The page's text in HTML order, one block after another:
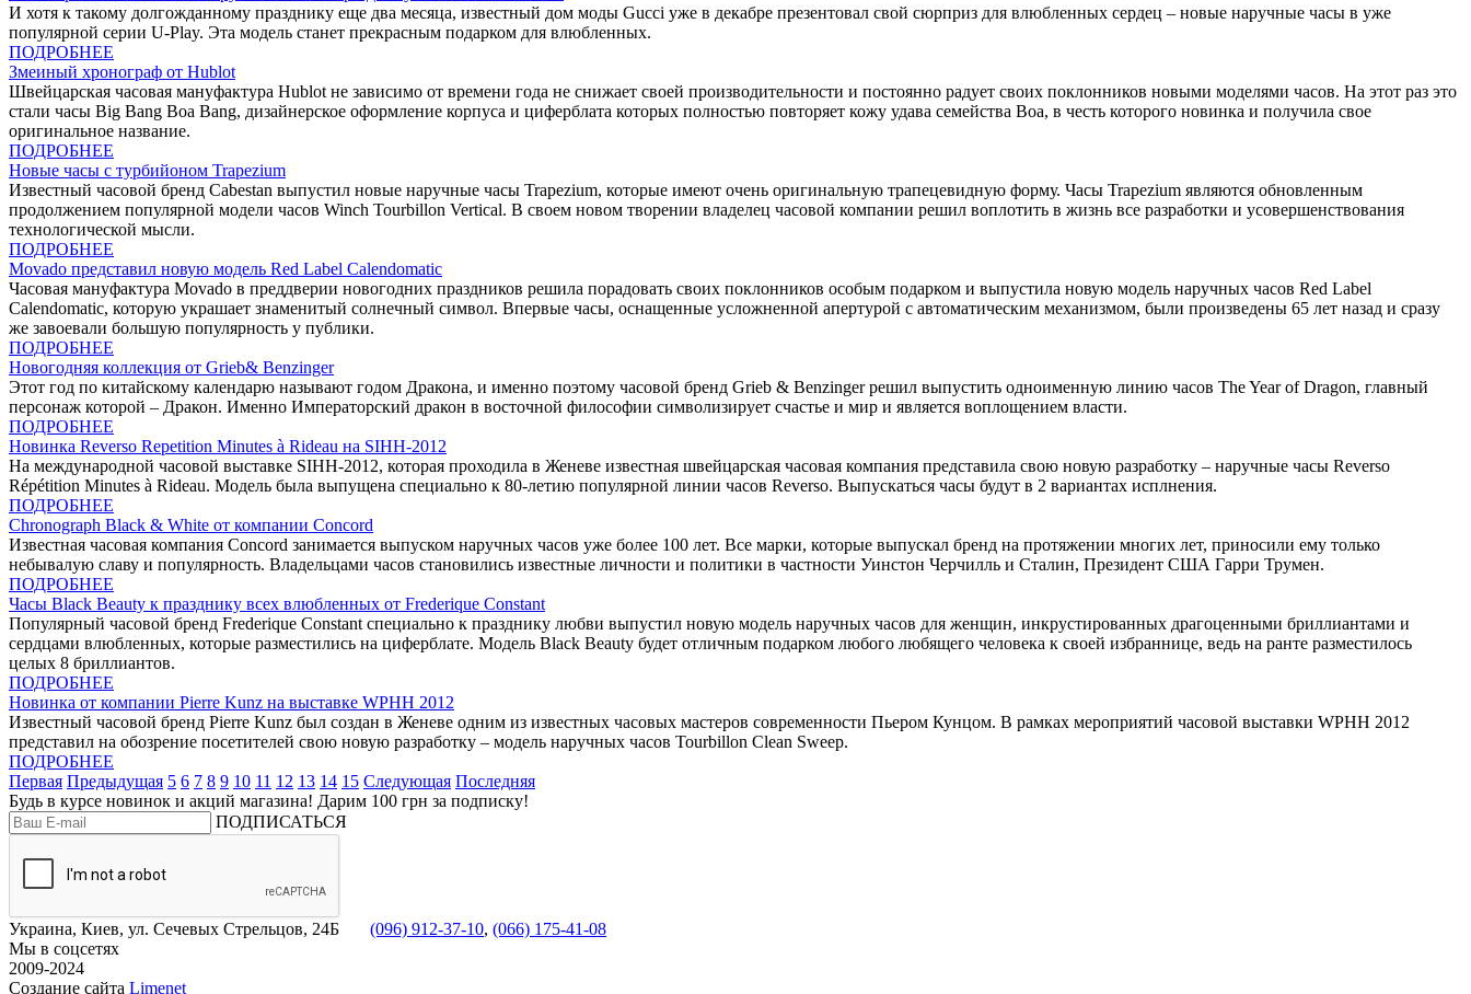
И хотя к такому долгожданному празднику еще два месяца, известный дом моды Gucci уже в декабре презентовал свой сюрприз для влюбленных сердец – новые наручные часы в уже
популярной серии U-Play. Эта модель станет прекрасным подарком для влюбленных.
ПОДРОБНЕЕ
Змеиный хронограф от Hublot
Швейцарская часовая мануфактура Hublot не зависимо от времени года не снижает своей производительности и постоянно радует своих поклонников новыми моделями часов. На этот раз это
стали часы Big Bang Boa Bang, дизайнерское оформление корпуса и циферблата которых полностью повторяет кожу удава семейства Boa, в честь которого новинка и получила свое
оригинальное название.
ПОДРОБНЕЕ
Новые часы с турбийоном Trapezium
Известный часовой бренд Cabestan выпустил новые наручные часы Trapezium, которые имеют очень оригинальную трапецевидную форму. Часы Trapezium являются обновленным
продолжением популярной модели часов Winch Tourbillon Vertical. В своем новом творении владелец часовой компании решил воплотить в жизнь все разработки и усовершенствования
технологической мысли.
ПОДРОБНЕЕ
Movado представил новую модель Red Label Calendomatic
Часовая мануфактура Movado в преддверии новогодних праздников решила порадовать своих поклонников особым подарком и выпустила новую модель наручных часов Red Label
Calendomatic, которую украшает знаменитый солнечный символ. Впервые часы, оснащенные усложненной апертурой с автоматическим механизмом, были произведены 65 лет назад и сразу
же завоевали большую популярность у публики.
ПОДРОБНЕЕ
Новогодняя коллекция от Grieb& Benzinger
Этот год по китайскому календарю называют годом Дракона, и именно поэтому часовой бренд Grieb & Benzinger решил выпустить одноименную линию часов The Year of Dragon, главный
персонаж которой – Дракон. Именно Императорский дракон в восточной философии символизирует счастье и мир и является воплощением власти.
ПОДРОБНЕЕ
Новинка Reverso Rеpеtition Minutes à Rideau на SIHH-2012
На международной часовой выставке SIHH-2012, которая проходила в Женеве известная швейцарская часовая компания представила свою новую разработку – наручные часы Reverso
Répétition Minutes à Rideau. Модель была выпущена специально к 80-летию популярной линии часов Reverso. Выпускаться часы будут в 2 вариантах исплнения.
ПОДРОБНЕЕ
Chronograph Black & White от компании Concord
Известная часовая компания Concord занимается выпуском наручных часов уже более 100 лет. Все марки, которые выпускал бренд на протяжении многих лет, приносили ему только
небывалую славу и популярность. Владельцами часов становились известные личности и политики в частности Уинстон Черчилль и Сталин, Президент США Гарри Трумен.
ПОДРОБНЕЕ
Часы Black Beauty к празднику всех влюбленных от Frederique Constant
Популярный часовой бренд Frederique Constant специально к празднику любви выпустил новую модель наручных часов для женщин, инкрустированных драгоценными бриллиантами и
сердцами влюбленных, которые разместились на циферблате. Модель Black Beauty будет отличным подарком любого любящего человека к своей избраннице, ведь на ранте разместилось
целых 8 бриллиантов.
ПОДРОБНЕЕ
Новинка от компании Pierre Kunz на выставке WPHH 2012
Известный часовой бренд Pierre Kunz был создан в Женеве одним из известных часовых мастеров современности Пьером Кунцом. В рамках мероприятий часовой выставки WPHH 2012
представил на обозрение посетителей свою новую разработку – модель наручных часов Tourbillon Clean Sweep.
ПОДРОБНЕЕ
Первая Предыдущая 5 6 7 8 9 10 11 12 13 14 15 Следующая Последняя
Будь в курсе новинок и акций магазина! Дарим 100 грн за подписку!
ПОДПИСАТЬСЯ
Украина, Киев, ул. Сечевых Стрельцов, 24Б (096) 912-37-10, (066) 175-41-08
Мы в соцсетях
2009-2024
Создание сайта Limenet